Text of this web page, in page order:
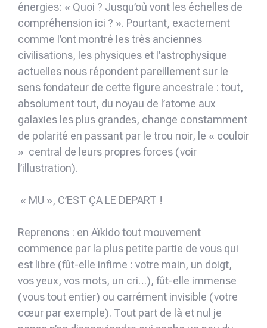
énergies: « Quoi ? Jusqu’où vont les échelles de
compréhension ici ? ». Pourtant, exactement
comme l’ont montré les très anciennes
civilisations, les physiques et l’astrophysique
actuelles nous répondent pareillement sur le
sens fondateur de cette figure ancestrale : tout,
absolument tout, du noyau de l’atome aux
galaxies les plus grandes, change constamment
de polarité en passant par le trou noir, le « couloir
» central de leurs propres forces (voir
l’illustration).
« MU », C’EST ÇA LE DEPART !
Reprenons : en Aïkido tout mouvement
commence par la plus petite partie de vous qui
est libre (fût-elle infime : votre main, un doigt,
vos yeux, vos mots, un cri…), fût-elle immense
(vous tout entier) ou carrément invisible (votre
cœur par exemple). Tout part de là et nul je